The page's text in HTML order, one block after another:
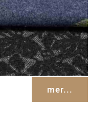
mer...